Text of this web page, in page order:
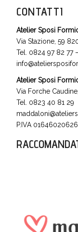
CONTATTI
Atelier Sposi
Via Stazione, 59
Tel. 0824 97 82 77
Atelier Sposi
Via Forche
Tel. 0823 40 81 29
P.IVA 01646020626